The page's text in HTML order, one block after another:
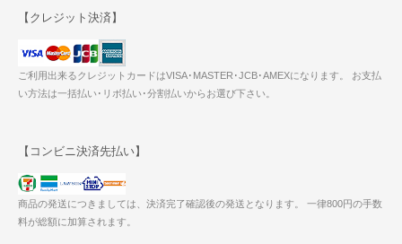
【クレジット決済】
ご利用出来るクレジットカードはVISA･MASTER･JCB･AMEXになります。 お支払
い方法は一括払い･リボ払い･分割払いからお選び下さい。
【コンビニ決済先払い】
商品の発送につきましては、決済完了確認後の発送となります。 一律800円の手数
料が総額に加算されます。